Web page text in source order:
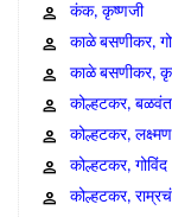
कंक, कृष्णजी
काळे बसणीकर,
काळे बसणीकर,
कोल्हटकर, बळवंत
कोल्हटकर, लक्ष्मण
कोल्हटकर, गोविंद
कोल्हटकर,